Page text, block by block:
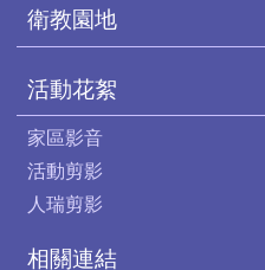
衛教園地
活動花絮
家區影音
活動剪影
人瑞剪影
相關連結